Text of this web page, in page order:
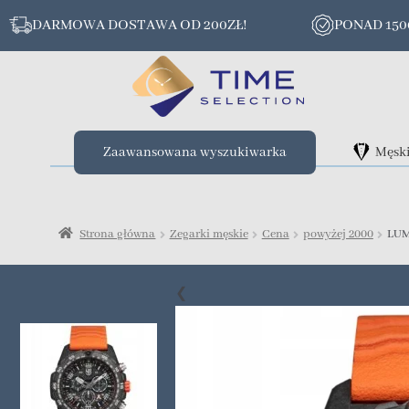
DARMOWA DOSTAWA OD 200ZŁ! PONAD
Zaawansowana wyszukiwarka
Strona główna Zegarki męskie Cena powyżej 2000
❮